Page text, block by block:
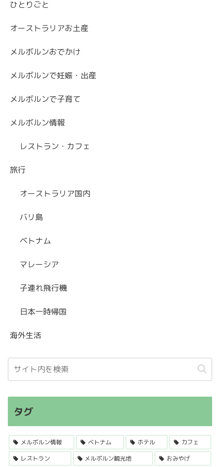
ひとりごと
オーストラリアお土産
メルボルンおでかけ
メルボルンで妊娠・出産
メルボルンで子育て
メルボルン情報
レストラン・カフェ
旅行
オーストラリア国内
バリ島
ベトナム
マレーシア
子連れ飛行機
日本一時帰国
海外生活
タグ
メルボルン情報 ベトナム ホテル
カフェ
レストラン
メルボルン観光地
おみやげ